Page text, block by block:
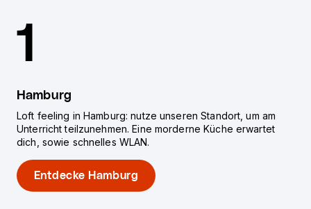
1
Hamburg
Loft feeling in Hamburg: nutze unseren Standort, um am
Unterricht teilzunehmen. Eine morderne Küche erwartet
dich, sowie schnelles WLAN.
Entdecke Hamburg